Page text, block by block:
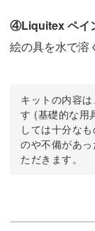
④Liquitex ペイ
絵の具を水で溶
キットの内容
す (基礎的な用
しては十分な
のや不備があ
ただきます。